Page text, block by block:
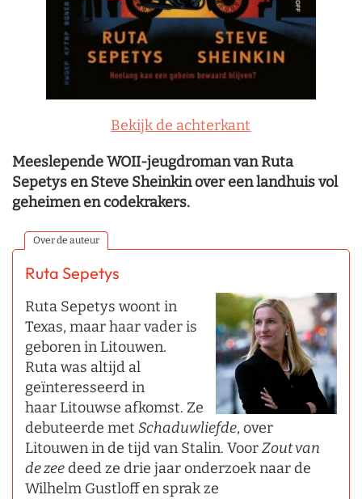
Bekijk de achterkant
Meeslepende WOII-jeugdroman van Ruta
Sepetys en Steve Sheinkin over een landhuis vol
geheimen en codekrakers.
Over de auteur
Ruta Sepetys
Ruta Sepetys woont in
Texas, maar haar vader is
geboren in Litouwen.
Ruta was altijd al
geïnteresseerd in
haar Litouwse afkomst. Ze
debuteerde met Schaduwliefde, over
Litouwen in de tijd van Stalin. VoorZout van
dezeedeed ze drie jaar onderzoek naar de
Wilhelm Gustloff en sprak ze